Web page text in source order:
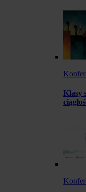
Klasy